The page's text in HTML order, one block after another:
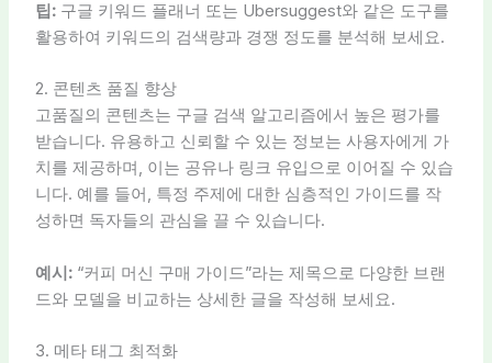
팁:구글 키워드 플래너 또는 Ubersuggest와 같은 도구를
활용하여 키워드의 검색량과 경쟁 정도를 분석해 보세요.
2. 콘텐츠 품질 향상
고품질의 콘텐츠는 구글 검색 알고리즘에서 높은 평가를
받습니다. 유용하고 신뢰할 수 있는 정보는 사용자에게 가
치를 제공하며, 이는 공유나 링크 유입으로 이어질 수 있습
니다. 예를 들어, 특정 주제에 대한 심층적인 가이드를 작
성하면 독자들의 관심을 끌 수 있습니다.
예시:“커피 머신 구매 가이드”라는 제목으로 다양한 브랜
드와 모델을 비교하는 상세한 글을 작성해 보세요.
3. 메타 태그 최적화